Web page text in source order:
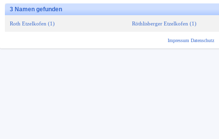
3 Namen gefunden
Roth Etzelkofen (1) Röthlisberger Etzelkofen (1)
Impressum Datenschutz